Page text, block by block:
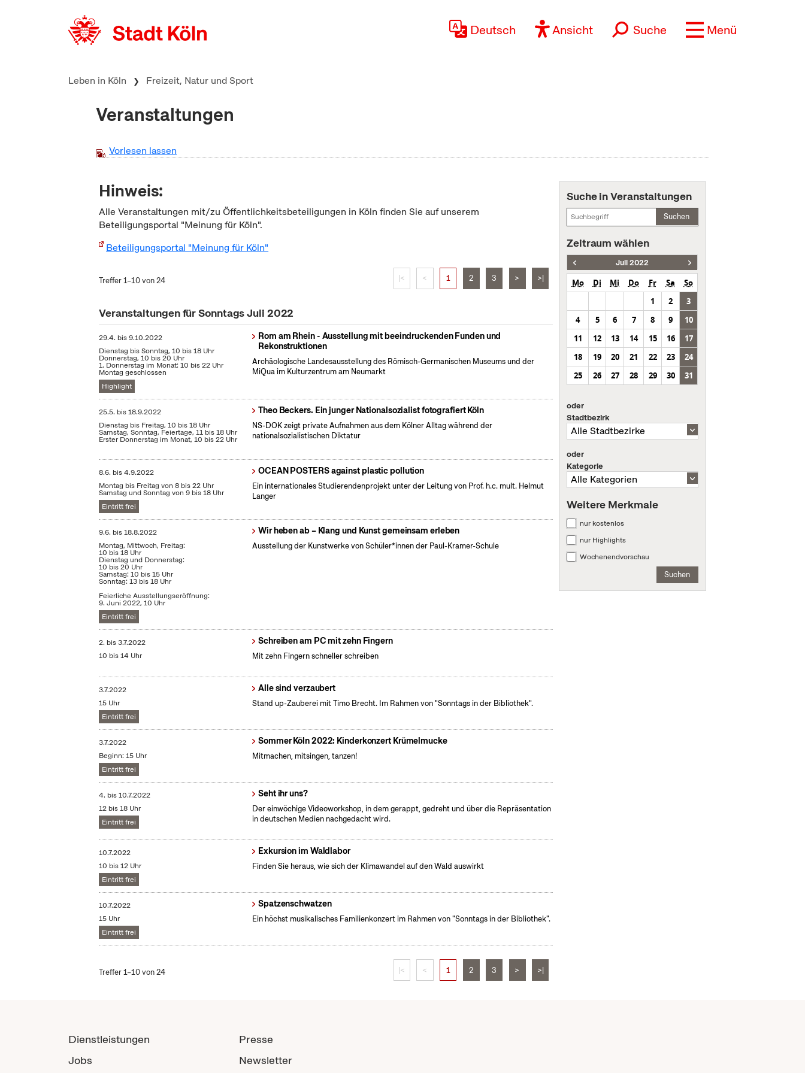
Deutsch Ansicht Suche Menü
Leben in Köln Freizeit, Natur und Sport
Veranstaltungen
Vorlesen lassen
Hinweis:
Alle Veranstaltungen mit/zu Öffentlichkeitsbeteiligungen in Köln finden Sie auf unserem
Beteiligungsportal "Meinung für Köln".
Beteiligungsportal "Meinung für Köln"
Treffer 1–10 von 24 |< < 1 2 3 > >|
Veranstaltungen für Sonntags Juli 2022
29.4. bis9.10.2022
Dienstag bis Sonntag, 10 bis 18 Uhr
Donnerstag, 10 bis 20 Uhr
1. Donnerstag im Monat: 10 bis 22 Uhr
Montag geschlossen
Highlight
Rom am Rhein - Ausstellung mit beeindruckenden Funden und
Rekonstruktionen
Archäologische Landesausstellung des Römisch-Germanischen Museums und der
MiQua im Kulturzentrum am Neumarkt
25.5. bis18.9.2022
Dienstag bis Freitag, 10 bis 18 Uhr
Samstag, Sonntag, Feiertage, 11 bis 18 Uhr
Erster Donnerstag im Monat, 10 bis 22 Uhr
Theo Beckers. Ein junger Nationalsozialist fotografiert Köln
NS-DOK zeigt private Aufnahmen aus dem Kölner Alltag während der
nationalsozialistischen Diktatur
8.6. bis4.9.2022
Montag bis Freitag von 8 bis 22 Uhr
Samstag und Sonntag von 9 bis 18 Uhr
Eintritt frei
OCEAN POSTERS against plastic pollution
Ein internationales Studierendenprojekt unter der Leitung von Prof. h.c. mult. Helmut
Langer
9.6. bis18.8.2022
Montag, Mittwoch, Freitag:
10 bis 18 Uhr
Dienstag und Donnerstag:
10 bis 20 Uhr
Samstag: 10 bis 15 Uhr
Sonntag: 13 bis 18 Uhr
Feierliche Ausstellungseröffnung:
9. Juni 2022, 10 Uhr
Eintritt frei
Wir heben ab – Klang und Kunst gemeinsam erleben
Ausstellung der Kunstwerke von Schüler*innen der Paul-Kramer-Schule
2. bis3.7.2022
10 bis 14 Uhr
Schreiben am PC mit zehn Fingern
Mit zehn Fingern schneller schreiben
3.7.2022
15 Uhr
Eintritt frei
Alle sind verzaubert
Stand up-Zauberei mit Timo Brecht. Im Rahmen von "Sonntags in der Bibliothek".
3.7.2022
Beginn: 15 Uhr
Eintritt frei
Sommer Köln 2022: Kinderkonzert Krümelmucke
Mitmachen, mitsingen, tanzen!
4. bis10.7.2022
12 bis 18 Uhr
Eintritt frei
Seht ihr uns?
Der einwöchige Videoworkshop, in dem gerappt, gedreht und über die Repräsentation
in deutschen Medien nachgedacht wird.
10.7.2022
10 bis 12 Uhr
Eintritt frei
Exkursion im Waldlabor
Finden Sie heraus, wie sich der Klimawandel auf den Wald auswirkt
10.7.2022
15 Uhr
Eintritt frei
Spatzenschwatzen
Ein höchst musikalisches Familienkonzert im Rahmen von "Sonntags in der Bibliothek".
Treffer 1–10 von 24 |< < 1 2 3 > >|
Suche in Veranstaltungen
Suchen
Zeitraum wählen
Juli 2022
Mo Di Mi Do Fr Sa
So
1
2
3
4
5 6 7 8 9
10
11
12 13 14 15 16
17
18
19 20 21 22 23
24
25
26 27 28 29 30 31
oder
Stadtbezirk
oder
Kategorie
Weitere Merkmale
nur kostenlos
nur Highlights
Wochenendvorschau
Suchen
Dienstleistungen
Jobs
Presse
Newsletter